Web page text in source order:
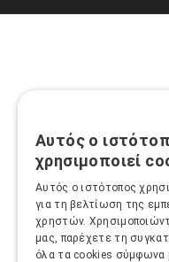
Αυτός ο
χρησιμοποιεί
Αυτός ο ιστότοπος
για τη βελτίωση της
χρηστών.
μας, παρέχετε τη
όλα τα cookies σύμφωνα